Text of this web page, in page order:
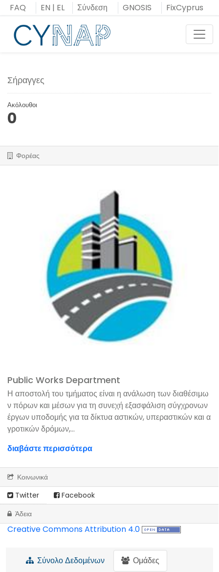
Μεταπήδηση
στο
περιεχόμενο
FAQ EN | EL Σύνδεση GNOSIS FixCyprus
Σήραγγες
Ακόλουθοι
0
Φορέας
Public Works Department
Η αποστολή του τμήματος είναι η ανάλωση των διαθέσιμω
ν πόρων και μέσων για τη συνεχή εξασφάλιση σύγχρονων
έργων υποδομής για τα δίκτυα αστικών, υπεραστικών και α
γροτικών δρόμων,...
διαβάστε περισσότερα
Κοινωνικά
Twitter
Facebook
Άδεια
Creative Commons Attribution 4.0
Σύνολο Δεδομένων
Ομάδες